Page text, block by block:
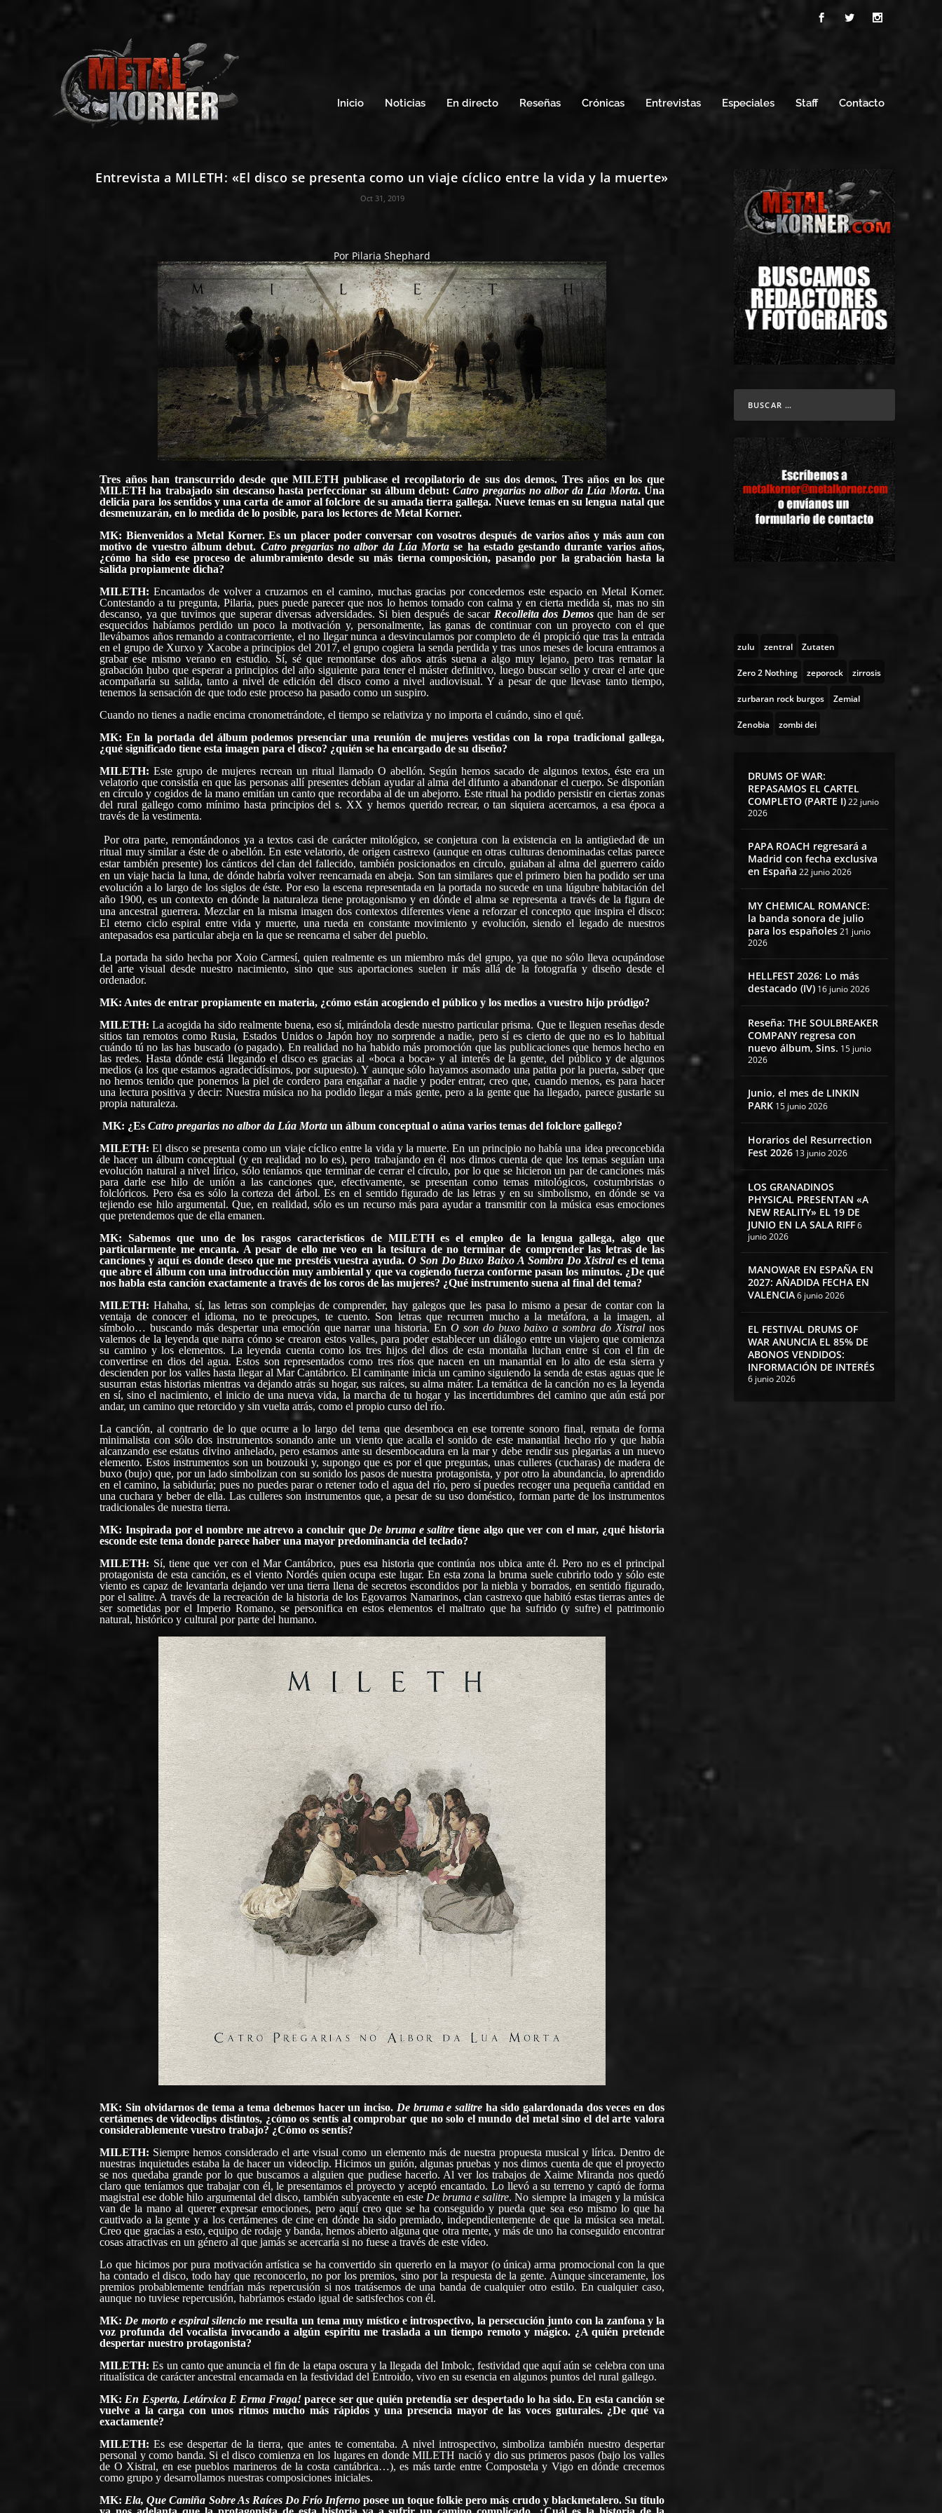
Inicio Noticias En directo Reseñas Crónicas Entrevistas Especiales Staff Contacto
Entrevista a MILETH: «El disco se presenta como un viaje cíclico entre la vida y la muerte»
Oct 31, 2019
Por Pilaria Shephard
Tres años han transcurrido desde queMILETHpublicase el recopilatorio de sus dos demos. Tres años en los que
MILETH ha trabajado sin descanso hasta perfeccionar su álbum debut:Catro pregarias no albor da Lúa Morta. Una
delicia para los sentidos y una carta de amor al folclore de su amada tierra gallega. Nueve temas en su lengua natal que
desmenuzarán, en lo medida de lo posible, para los lectores de Metal Korner.
MK: Bienvenidos a Metal Korner. Es un placer poder conversar con vosotros después de varios años y más aun con
motivo de vuestro álbum debut. Catro pregarias no albor da Lúa Mortase ha estado gestando durante varios años,
¿cómo ha sido ese proceso de alumbramiento desde su más tierna composición, pasando por la grabación hasta la
salida propiamente dicha?
MILETH:Encantados de volver a cruzarnos en el camino, muchas gracias por concedernos este espacio en Metal Korner.
Contestando a tu pregunta, Pilaria, pues puede parecer que nos lo hemos tomado con calma y en cierta medida sí, mas no sin
descanso, ya que tuvimos que superar diversas adversidades. Si bien después de sacar Recolleita dos Demosque han de ser
esquecidos habíamos perdido un poco la motivación y, personalmente, las ganas de continuar con un proyecto con el que
llevábamos años remando a contracorriente, el no llegar nunca a desvincularnos por completo de él propició que tras la entrada
en el grupo de Xurxo y Xacobe a principios del 2017, el grupo cogiera la senda perdida y tras unos meses de locura entramos a
grabar ese mismo verano en estudio. Sí, sé que remontarse dos años atrás suena a algo muy lejano, pero tras rematar la
grabación hubo que esperar a principios del año siguiente para tener el máster definitivo, luego buscar sello y crear el arte que
acompañaría su salida, tanto a nivel de edición del disco como a nivel audiovisual. Y a pesar de que llevase tanto tiempo,
tenemos la sensación de que todo este proceso ha pasado como un suspiro.
Cuando no tienes a nadie encima cronometrándote, el tiempo se relativiza y no importa el cuándo, sino el qué.
MK: En la portada del álbum podemos presenciar una reunión de mujeres vestidas con la ropa tradicional gallega,
¿qué significado tiene esta imagen para el disco? ¿quién se ha encargado de su diseño?
MILETH:Este grupo de mujeres recrean un ritual llamado O abellón. Según hemos sacado de algunos textos, éste era un
velatorio que consistía en que las personas allí presentes debían ayudar al alma del difunto a abandonar el cuerpo. Se disponían
en círculo y cogidos de la mano emitían un canto que recordaba al de un abejorro. Este ritual ha podido persistir en ciertas zonas
del rural gallego como mínimo hasta principios del s. XX y hemos querido recrear, o tan siquiera acercarnos, a esa época a
través de la vestimenta.
Por otra parte, remontándonos ya a textos casi de carácter mitológico, se conjetura con la existencia en la antigüedad de un
ritual muy similar a éste de o abellón. En este velatorio, de origen castrexo (aunque en otras culturas denominadas celtas parece
estar también presente) los cánticos del clan del fallecido, también posicionados en círculo, guiaban al alma del guerrero caído
en un viaje hacia la luna, de dónde habría volver reencarnada en abeja. Son tan similares que el primero bien ha podido ser una
evolución a lo largo de los siglos de éste. Por eso la escena representada en la portada no sucede en una lúgubre habitación del
año 1900, es un contexto en dónde la naturaleza tiene protagonismo y en dónde el alma se representa a través de la figura de
una ancestral guerrera. Mezclar en la misma imagen dos contextos diferentes viene a reforzar el concepto que inspira el disco:
El eterno ciclo espiral entre vida y muerte, una rueda en constante movimiento y evolución, siendo el legado de nuestros
antepasados esa particular abeja en la que se reencarna el saber del pueblo.
La portada ha sido hecha por Xoio Carmesí, quien realmente es un miembro más del grupo, ya que no sólo lleva ocupándose
del arte visual desde nuestro nacimiento, sino que sus aportaciones suelen ir más allá de la fotografía y diseño desde el
ordenador.
MK: Antes de entrar propiamente en materia, ¿cómo están acogiendo el público y los medios a vuestro hijo pródigo?
MILETH:La acogida ha sido realmente buena, eso sí, mirándola desde nuestro particular prisma. Que te lleguen reseñas desde
sitios tan remotos como Rusia, Estados Unidos o Japón hoy no sorprende a nadie, pero sí es cierto de que no es lo habitual
cuándo tú no las has buscado (o pagado). En realidad no ha habido más promoción que las publicaciones que hemos hecho en
las redes. Hasta dónde está llegando el disco es gracias al «boca a boca» y al interés de la gente, del público y de algunos
medios (a los que estamos agradecidísimos, por supuesto). Y aunque sólo hayamos asomado una patita por la puerta, saber que
no hemos tenido que ponernos la piel de cordero para engañar a nadie y poder entrar, creo que, cuando menos, es para hacer
una lectura positiva y decir: Nuestra música no ha podido llegar a más gente, pero a la gente que ha llegado, parece gustarle su
propia naturaleza.
MK: ¿EsCatro pregarias no albor da Lúa Morta un álbum conceptual o aúna varios temas del folclore gallego?
MILETH: El disco se presenta como un viaje cíclico entre la vida y la muerte. En un principio no había una idea preconcebida
de hacer un álbum conceptual (y en realidad no lo es), pero trabajando en él nos dimos cuenta de que los temas seguían una
evolución natural a nivel lírico, sólo teníamos que terminar de cerrar el círculo, por lo que se hicieron un par de canciones más
para darle ese hilo de unión a las canciones que, efectivamente, se presentan como temas mitológicos, costumbristas o
folclóricos. Pero ésa es sólo la corteza del árbol. Es en el sentido figurado de las letras y en su simbolismo, en dónde se va
tejiendo ese hilo argumental. Que, en realidad, sólo es un recurso más para ayudar a transmitir con la música esas emociones
que pretendemos que de ella emanen.
MK: Sabemos que uno de los rasgos característicos de MILETH es el empleo de la lengua gallega, algo que
particularmente me encanta. A pesar de ello me veo en la tesitura de no terminar de comprender las letras de las
canciones y aquí es donde deseo que me prestéis vuestra ayuda.O Son Do Buxo Baixo A Sombra Do Xistrales el tema
que abre el álbum con una introducción muy ambiental y que va cogiendo fuerza conforme pasan los minutos. ¿De qué
nos habla esta canción exactamente a través de los coros de las mujeres? ¿Qué instrumento suena al final del tema?
MILETH: Hahaha, sí, las letras son complejas de comprender, hay galegos que les pasa lo mismo a pesar de contar con la
ventaja de conocer el idioma, no te preocupes, te cuento. Son letras que recurren mucho a la metáfora, a la imagen, al
símbolo… buscando más despertar una emoción que narrar una historia. En O son do buxo baixo a sombra do Xistral nos
valemos de la leyenda que narra cómo se crearon estos valles, para poder establecer un diálogo entre un viajero que comienza
su camino y los elementos. La leyenda cuenta como los tres hijos del dios de esta montaña luchan entre sí con el fin de
convertirse en dios del agua. Estos son representados como tres ríos que nacen en un manantial en lo alto de esta sierra y
descienden por los valles hasta llegar al Mar Cantábrico. El caminante inicia un camino siguiendo la senda de estas aguas que le
susurran estas historias mientras va dejando atrás su hogar, sus raíces, su alma máter. La temática de la canción no es la leyenda
en sí, sino el nacimiento, el inicio de una nueva vida, la marcha de tu hogar y las incertidumbres del camino que aún está por
andar, un camino que retorcido y sin vuelta atrás, como el propio curso del río.
La canción, al contrario de lo que ocurre a lo largo del tema que desemboca en ese torrente sonoro final, remata de forma
minimalista con sólo dos instrumentos sonando ante un viento que acalla el sonido de este manantial hecho río y que había
alcanzando ese estatus divino anhelado, pero estamos ante su desembocadura en la mar y debe rendir sus plegarias a un nuevo
elemento. Estos instrumentos son un bouzouki y, supongo que es por el que preguntas, unas culleres (cucharas) de madera de
buxo (bujo) que, por un lado simbolizan con su sonido los pasos de nuestra protagonista, y por otro la abundancia, lo aprendido
en el camino, la sabiduría; pues no puedes parar o retener todo el agua del río, pero sí puedes recoger una pequeña cantidad en
una cuchara y beber de ella. Las culleres son instrumentos que, a pesar de su uso doméstico, forman parte de los instrumentos
tradicionales de nuestra tierra.
MK: Inspirada por el nombre me atrevo a concluir que De bruma e salitre tiene algo que ver con el mar, ¿qué historia
esconde este tema donde parece haber una mayor predominancia del teclado?
MILETH: Sí, tiene que ver con el Mar Cantábrico, pues esa historia que continúa nos ubica ante él. Pero no es el principal
protagonista de esta canción, es el viento Nordés quien ocupa este lugar. En esta zona la bruma suele cubrirlo todo y sólo este
viento es capaz de levantarla dejando ver una tierra llena de secretos escondidos por la niebla y borrados, en sentido figurado,
por el salitre. A través de la recreación de la historia de los Egovarros Namarinos, clan castrexo que habitó estas tierras antes de
ser sometidas por el Imperio Romano, se personifica en estos elementos el maltrato que ha sufrido (y sufre) el patrimonio
natural, histórico y cultural por parte del humano.
MK: Sin olvidarnos de tema a tema debemos hacer un inciso. De bruma e salitre ha sido galardonada dos veces en dos
certámenes de videoclips distintos, ¿cómo os sentís al comprobar que no solo el mundo del metal sino el del arte valora
considerablemente vuestro trabajo? ¿Cómo os sentís?
MILETH: Siempre hemos considerado el arte visual como un elemento más de nuestra propuesta musical y lírica. Dentro de
nuestras inquietudes estaba la de hacer un videoclip. Hicimos un guión, algunas pruebas y nos dimos cuenta de que el proyecto
se nos quedaba grande por lo que buscamos a alguien que pudiese hacerlo. Al ver los trabajos de Xaime Miranda nos quedó
claro que teníamos que trabajar con él, le presentamos el proyecto y aceptó encantado. Lo llevó a su terreno y captó de forma
magistral ese doble hilo argumental del disco, también subyacente en este De bruma e salitre. No siempre la imagen y la música
van de la mano al querer expresar emociones, pero aquí creo que se ha conseguido y pueda que sea eso mismo lo que ha
cautivado a la gente y a los certámenes de cine en dónde ha sido premiado, independientemente de que la música sea metal.
Creo que gracias a esto, equipo de rodaje y banda, hemos abierto alguna que otra mente, y más de uno ha conseguido encontrar
cosas atractivas en un género al que jamás se acercaría si no fuese a través de este vídeo.
Lo que hicimos por pura motivación artística se ha convertido sin quererlo en la mayor (o única) arma promocional con la que
ha contado el disco, todo hay que reconocerlo, no por los premios, sino por la respuesta de la gente. Aunque sinceramente, los
premios probablemente tendrían más repercusión si nos tratásemos de una banda de cualquier otro estilo. En cualquier caso,
aunque no tuviese repercusión, habríamos estado igual de satisfechos con él.
MK: De morto e espiral silenciome resulta un tema muy místico e introspectivo, la persecución junto con la zanfona y la
voz profunda del vocalista invocando a algún espíritu me traslada a un tiempo remoto y mágico. ¿A quién pretende
despertar nuestro protagonista?
MILETH:Es un canto que anuncia el fin de la etapa oscura y la llegada del Imbolc, festividad que aquí aún se celebra con una
ritualística de carácter ancestral encarnada en la festividad del Entroido, vivo en su esencia en algunos puntos del rural gallego.
MK: En Esperta, Letárxica E Erma Fraga! parece ser que quién pretendía ser despertado lo ha sido. En esta canción se
vuelve a la carga con unos ritmos mucho más rápidos y una presencia mayor de las voces guturales. ¿De qué va
exactamente?
MILETH:Es ese despertar de la tierra, que antes te comentaba. A nivel introspectivo, simboliza también nuestro despertar
personal y como banda. Si el disco comienza en los lugares en donde MILETH nació y dio sus primeros pasos (bajo los valles
de O Xistral, en ese pueblos marineros de la costa cantábrica…), es más tarde entre Compostela y Vigo en dónde crecemos
como grupo y desarrollamos nuestras composiciones iniciales.
MK: Ela, Que Camiña Sobre As Raíces Do Frío Infernoposee un toque folkie pero más crudo y blackmetalero. Su título
zulu zentral Zutaten
Zero 2 Nothing zeporock zirrosis
zurbaran rock burgos Zemial
Zenobia zombi dei
DRUMS OF WAR:
REPASAMOS EL CARTEL
COMPLETO (PARTE I)22 junio
2026
PAPA ROACH regresará a
Madrid con fecha exclusiva
en España 22 junio 2026
MY CHEMICAL ROMANCE:
la banda sonora de julio
para los españoles21 junio
2026
HELLFEST 2026: Lo más
destacado (IV) 16 junio 2026
Reseña: THE SOULBREAKER
COMPANY regresa con
nuevo álbum, Sins. 15 junio
2026
Junio, el mes de LINKIN
PARK 15 junio 2026
Horarios del Resurrection
Fest 2026 13 junio 2026
LOS GRANADINOS
PHYSICAL PRESENTAN «A
NEW REALITY» EL 19 DE
JUNIO EN LA SALA RIFF6
junio 2026
MANOWAR EN ESPAÑA EN
2027: AÑADIDA FECHA EN
VALENCIA6 junio 2026
EL FESTIVAL DRUMS OF
WAR ANUNCIA EL 85% DE
ABONOS VENDIDOS:
INFORMACIÓN DE INTERÉS
6 junio 2026